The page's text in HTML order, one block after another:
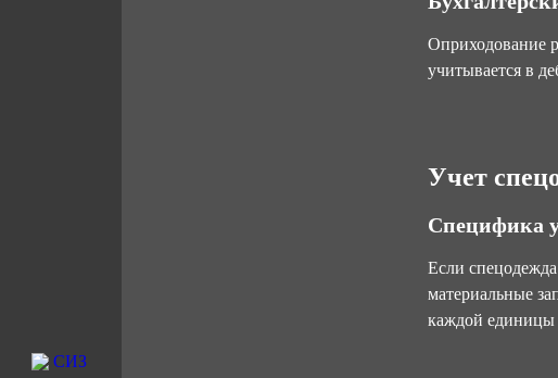
Оприходование
учитывается в
Учет
Специфика
Если спецодежда
материальные
каждой единицы